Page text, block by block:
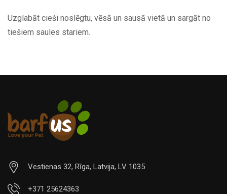
Uzglabāt cieši noslēgtu, vēsā un sausā vietā un sargāt no
tiešiem saules stariem.
Vestienas 32, Rīga, Latvija, LV 1035
+371 25624363